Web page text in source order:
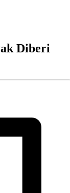
Diberi